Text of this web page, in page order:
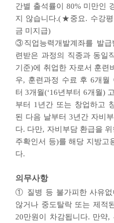
간별 출석률이 80% 미만인
지 않습니다.(★중요. 수강
금 미지급)
③직업능력개발계좌를 발급
련받은 과정의 직종과 동일
기준)에 취업한 자로서 훈련
우, 훈련과정 수료 후 6개월
터 3개월(‘16년부터 6개월)
부터 1년간 또는 창업하고
된 다음 날부터 3년간 자비
다. 다만, 자비부담 환급을
주확인서 등)를 해당 지방고
다.
의무사항
① 질병 등 불가피한 사유없
않거나 중도탈락 또는 제적
20만원이 차감됩니다. 만약